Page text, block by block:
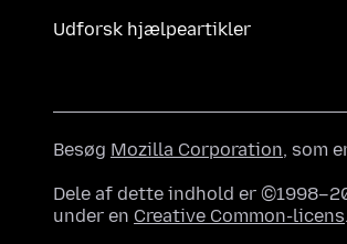
Udforsk hjælpeartikler
Besøg Mozilla Corporation, som
Dele af dette indhold er
under en Creative Common-licens.